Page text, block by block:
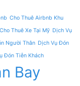
Cho Thuê Airbnb Khu
Cho Thuê Xe Tại Mỹ Dịch Vụ
Người Thân Dịch Vụ Đón
Đón Tiễn Khách
Bay